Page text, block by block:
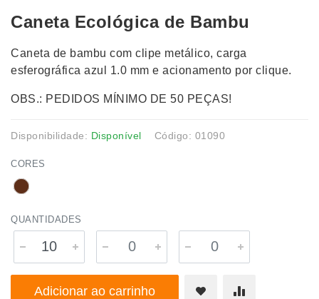
Caneta Ecológica de Bambu
Caneta de bambu com clipe metálico, carga
esferográfica azul 1.0 mm e acionamento por clique.
OBS.: PEDIDOS MÍNIMO DE 50 PEÇAS!
Disponibilidade: Disponível Código: 01090
CORES
QUANTIDADES
Adicionar ao carrinho